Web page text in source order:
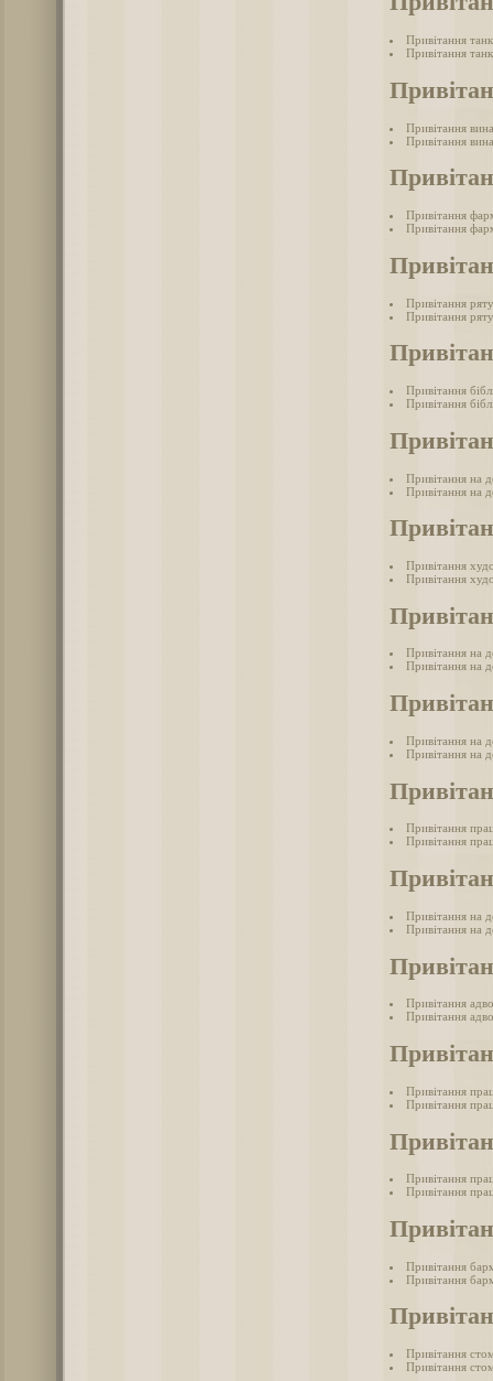
Привітання
Привітання
Привітання
Привітання
Привітання
Привітання
Привітання
Привітання
Привітання
Привітання
Привітання на
Привітання на
Привітання
Привітання
Привітання на
Привітання на
Привітання на
Привітання на
Привітання
Привітання
Привітання на
Привітання на
Привітання
Привітання
Привітання
Привітання
Привітання
Привітання
Привітання
Привітання
Привітання
Привітання